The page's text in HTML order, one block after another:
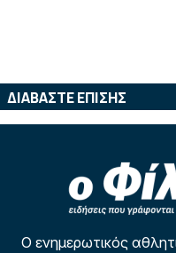
ΔΙΑΒΑΣΤΕ ΕΠΙΣΗΣ
Ο ενημερωτικός